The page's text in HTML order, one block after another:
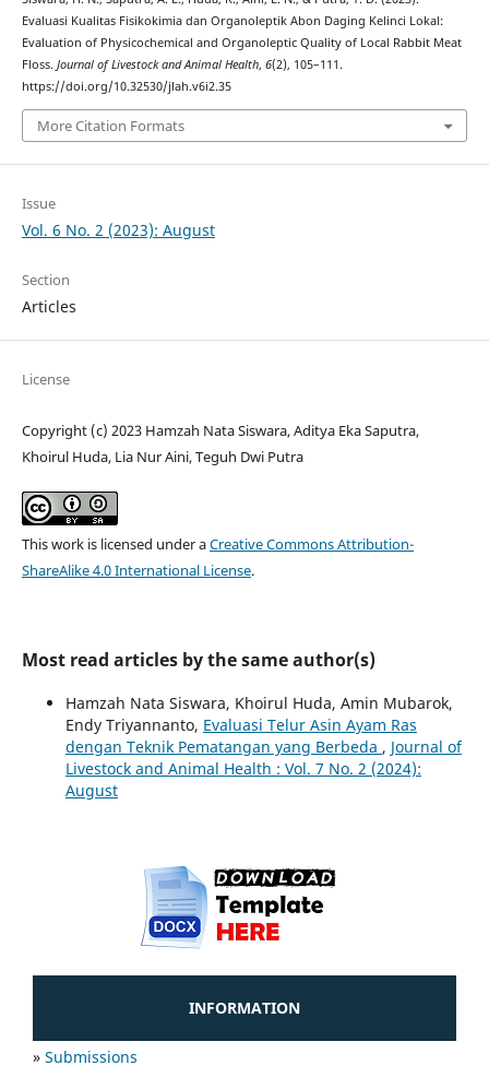
Evaluasi Kualitas Fisikokimia dan Organoleptik Abon Daging Kelinci Lokal:
Evaluation of Physicochemical and Organoleptic Quality of Local Rabbit Meat
Floss. Journal of Livestock and Animal Health, 6(2), 105–111.
https://doi.org/10.32530/jlah.v6i2.35
More Citation Formats
Issue
Vol. 6 No. 2 (2023): August
Section
Articles
License
Copyright (c) 2023 Hamzah Nata Siswara, Aditya Eka Saputra,
Khoirul Huda, Lia Nur Aini, Teguh Dwi Putra
This work is licensed under aCreative Commons Attribution-
ShareAlike 4.0 International License.
Most read articles by the same author(s)
Hamzah Nata Siswara, Khoirul Huda, Amin Mubarok,
Endy Triyannanto, Evaluasi Telur Asin Ayam Ras
dengan Teknik Pematangan yang Berbeda , Journal of
Livestock and Animal Health : Vol. 7 No. 2 (2024):
August
INFORMATION
» Submissions